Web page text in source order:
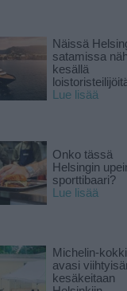
Näissä
satamissa
kesällä
Lue lisää
Onko tässä
Helsingin
sporttibaari?
Lue lisää
Michelin-kokki
avasi
kesäkeitaan